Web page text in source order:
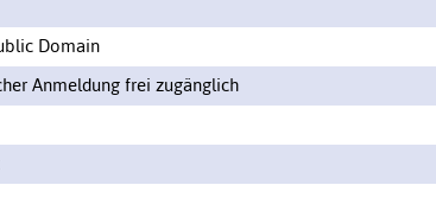
Domain
Anmeldung frei zugänglich